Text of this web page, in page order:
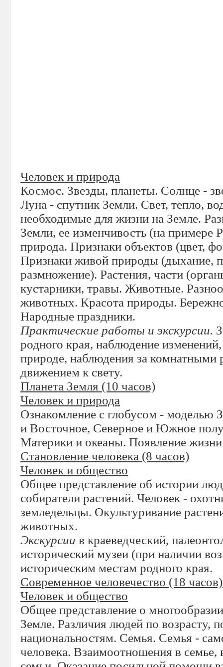
Человек и природа
Космос. Звезды, планеты. Солнце -
Луна - спутник Земли. Свет, тепло,
необходимые для жизни на Земле.
Земли, ее изменчивость (на примере
природа. Признаки объектов (цвет,
Признаки живой природы (дыхание,
размножение). Растения, части
кустарники, травы. Животные.
животных. Красота природы.
Народные праздники.
Практические работы и экскурсии.
родного края, наблюдение
природе, наблюдения за комнатными
движением к свету.
Планета Земля (10 часов)
Человек и природа
Ознакомление с глобусом - моделью
и Восточное, Северное и Южное
Материки и океаны. Появление
Становление человека (8 часов)
Человек и общество
Общее представление об истории
собиратели растений. Человек -
земледельцы. Окультуривание
животных.
Экскурсии в краеведческий,
исторический музеи (при наличии
историческим местам родного края.
Современное человечество (18 часов)
Человек и общество
Общее представление о
Земле. Различия людей по возрасту,
национальностям. Семья. Семья -
человека. Взаимоотношения в